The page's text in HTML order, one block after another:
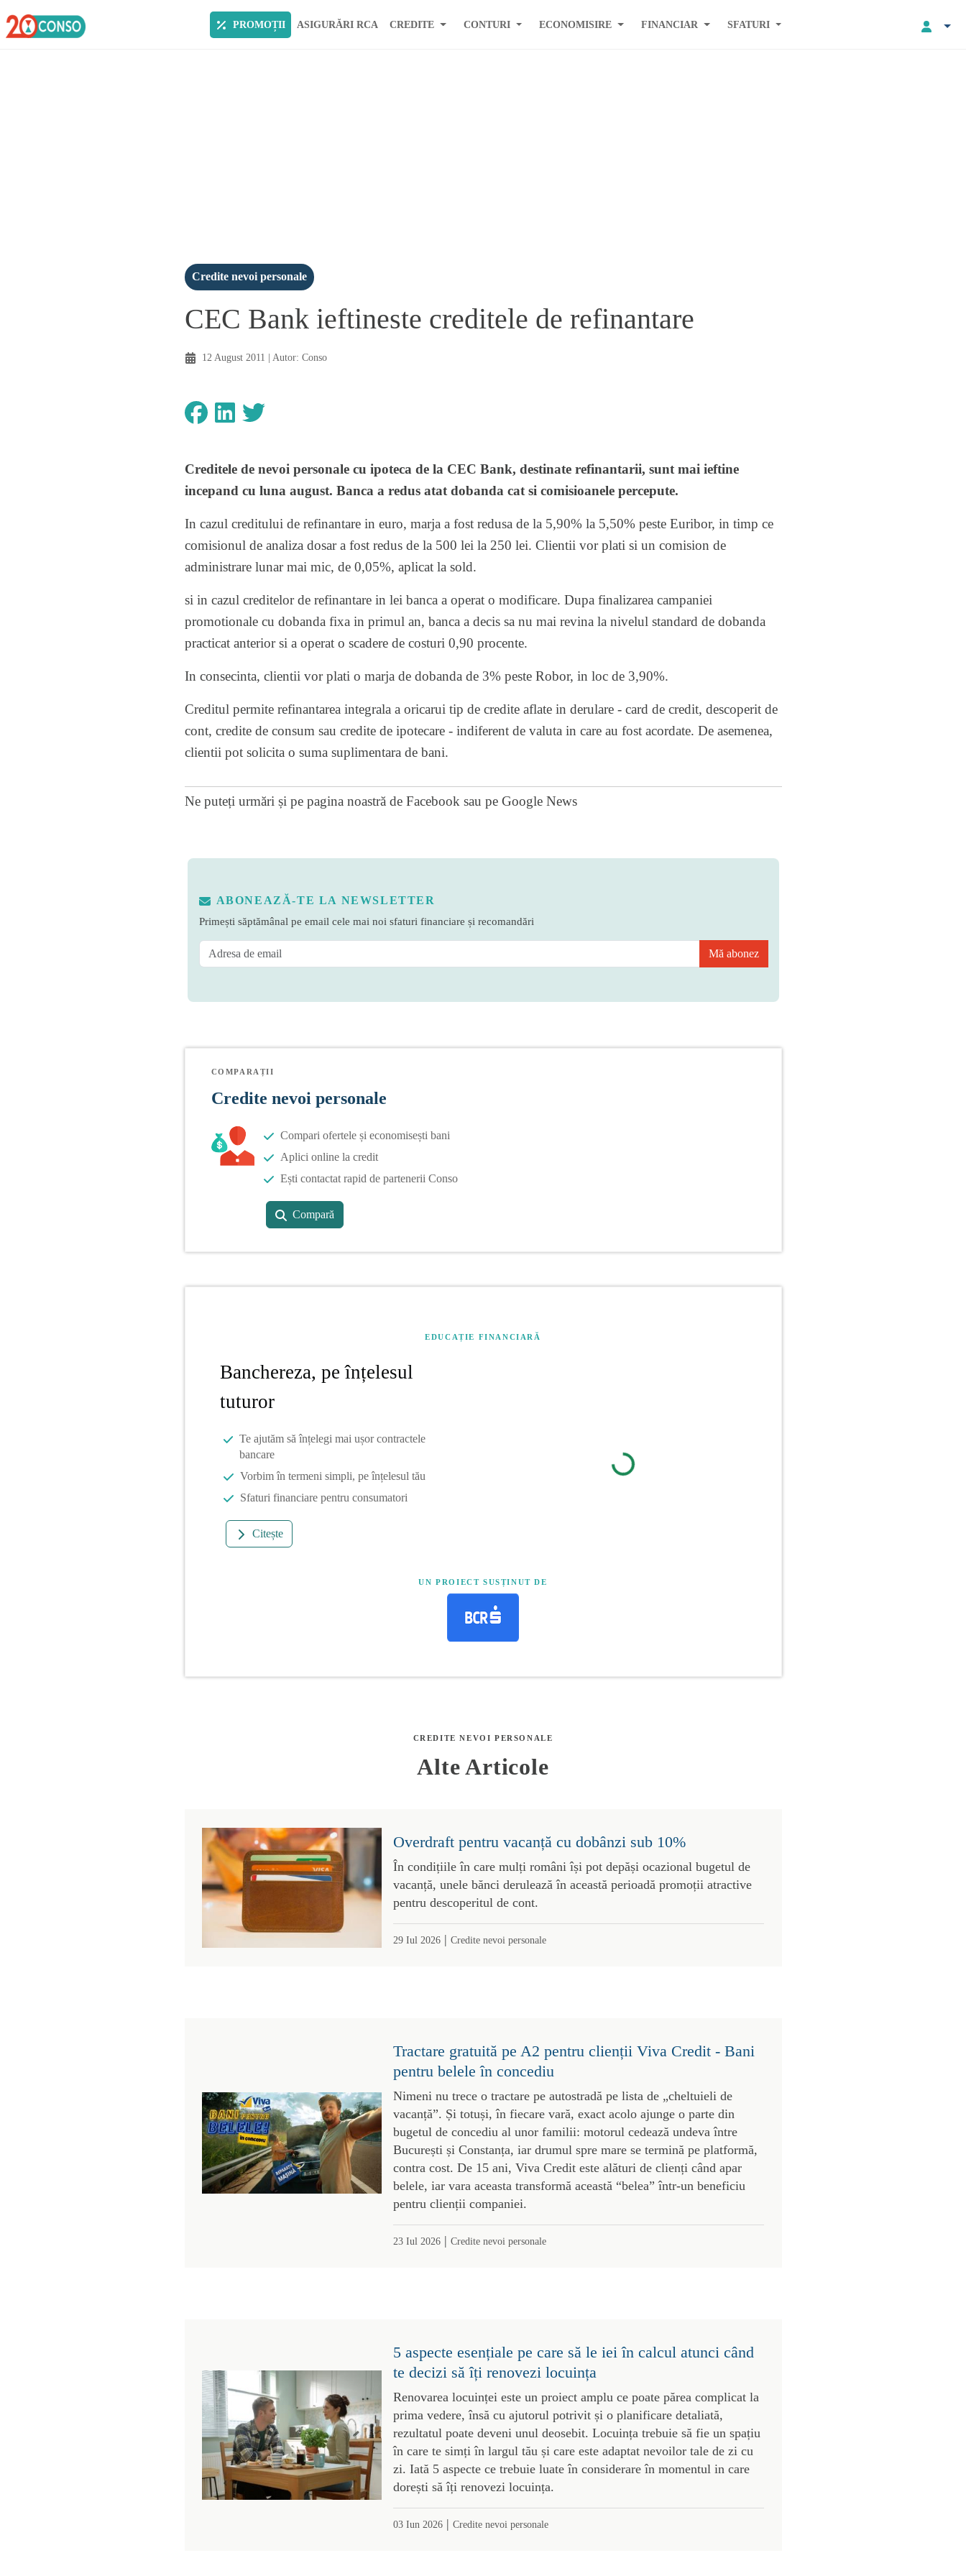
PROMOȚII ASIGURĂRI RCA CREDITE CONTURI ECONOMISIRE FINANCIAR SFATURI
Credite nevoi personale
CEC Bank ieftineste creditele de refinantare
12 August 2011 | Autor: Conso
Creditele de nevoi personale cu ipoteca de la CEC Bank, destinate refinantarii, sunt mai ieftine
incepand cu luna august. Banca a redus atat dobanda cat si comisioanele percepute.
In cazul creditului de refinantare in euro, marja a fost redusa de la 5,90% la 5,50% peste Euribor, in timp ce
comisionul de analiza dosar a fost redus de la 500 lei la 250 lei. Clientii vor plati si un comision de
administrare lunar mai mic, de 0,05%, aplicat la sold.
si in cazul creditelor de refinantare in lei banca a operat o modificare. Dupa finalizarea campaniei
promotionale cu dobanda fixa in primul an, banca a decis sa nu mai revina la nivelul standard de dobanda
practicat anterior si a operat o scadere de costuri 0,90 procente.
In consecinta, clientii vor plati o marja de dobanda de 3% peste Robor, in loc de 3,90%.
Creditul permite refinantarea integrala a oricarui tip de credite aflate in derulare - card de credit, descoperit de
cont, credite de consum sau credite de ipotecare - indiferent de valuta in care au fost acordate. De asemenea,
clientii pot solicita o suma suplimentara de bani.
Ne puteți urmări și pe pagina noastră de Facebook sau pe Google News
ABONEAZĂ-TE LA NEWSLETTER
Primești săptămânal pe email cele mai noi sfaturi financiare și recomandări
Mă abonez
COMPARAȚII
Credite nevoi personale
Compari ofertele și economisești bani
Aplici online la credit
Ești contactat rapid de partenerii Conso
Compară
EDUCAȚIE FINANCIARĂ
Banchereza, pe înțelesul
tuturor
Te ajutăm să înțelegi mai ușor contractele
bancare
Vorbim în termeni simpli, pe înțelesul tău
Sfaturi financiare pentru consumatori
Citește
UN PROIECT SUSȚINUT DE
CREDITE NEVOI PERSONALE
Alte Articole
Overdraft pentru vacanță cu dobânzi sub 10%
În condițiile în care mulți români își pot depăși ocazional bugetul de
vacanță, unele bănci derulează în această perioadă promoții atractive
pentru descoperitul de cont.
29 Iul 2026| Credite nevoi personale
Tractare gratuită pe A2 pentru clienții Viva Credit - Bani
pentru belele în concediu
Nimeni nu trece o tractare pe autostradă pe lista de „cheltuieli de
vacanță”. Și totuși, în fiecare vară, exact acolo ajunge o parte din
bugetul de concediu al unor familii: motorul cedează undeva între
București și Constanța, iar drumul spre mare se termină pe platformă,
contra cost. De 15 ani, Viva Credit este alături de clienți când apar
belele, iar vara aceasta transformă această “belea” într-un beneficiu
pentru clienții companiei.
23 Iul 2026| Credite nevoi personale
5 aspecte esențiale pe care să le iei în calcul atunci când
te decizi să îți renovezi locuința
Renovarea locuinței este un proiect amplu ce poate părea complicat la
prima vedere, însă cu ajutorul potrivit și o planificare detaliată,
rezultatul poate deveni unul deosebit. Locuința trebuie să fie un spațiu
în care te simți în largul tău și care este adaptat nevoilor tale de zi cu
zi. Iată 5 aspecte ce trebuie luate în considerare în momentul in care
dorești să îți renovezi locuința.
03 Iun 2026| Credite nevoi personale